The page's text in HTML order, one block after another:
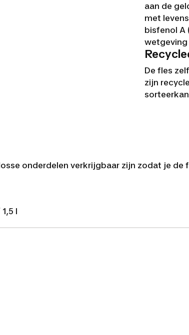
aan de
met
bisfenol A
De fles
zijn
onderdelen verkrijgbaar zijn zodat je de
l